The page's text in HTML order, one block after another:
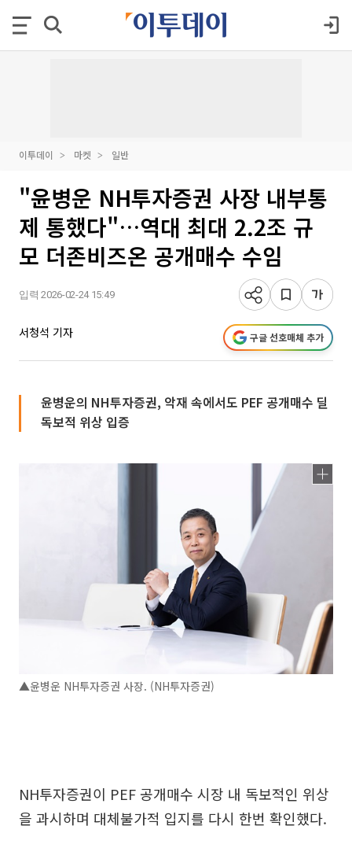
이투데이 마켓 일반
"윤병운 NH투자증권 사장 내부통
제 통했다"…역대 최대 2.2조 규
모 더존비즈온 공개매수 수임
입력 2026-02-24 15:49
서청석 기자 구글 선호매체 추가
윤병운의 NH투자증권, 악재 속에서도 PEF 공개매수 딜
독보적 위상 입증
▲윤병운 NH투자증권 사장. (NH투자증권)
NH투자증권이 PEF 공개매수 시장 내 독보적인 위상
을 과시하며 대체불가적 입지를 다시 한번 확인했다.